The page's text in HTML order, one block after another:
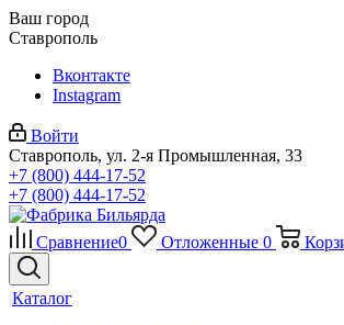
Ваш город
Ставрополь
Вконтакте
Instagram
Войти
Ставрополь, ул. 2-я Промышленная, 33
+7 (800) 444-17-52
+7 (800) 444-17-52
Сравнение0 Отложенные 0
Каталог